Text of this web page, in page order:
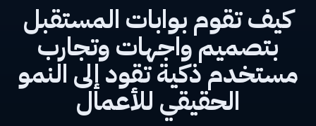
كيف تقوم بوابات المستقبل
بتصميم واجهات وتجارب
مستخدم ذكية تقود إلى النمو
الحقيقي للأعمال